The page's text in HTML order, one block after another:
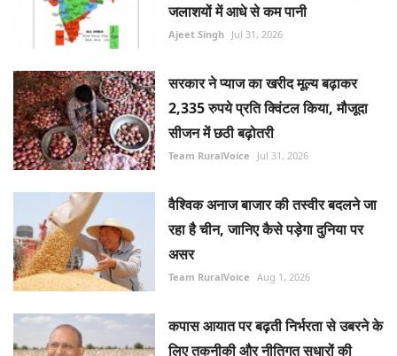
जलाशयों में आधे से कम पानी
Ajeet Singh Jul 31, 2026
सरकार ने प्याज का खरीद मूल्य बढ़ाकर
2,335 रुपये प्रति क्विंटल किया, मौजूदा
सीजन में छठी बढ़ोतरी
Team RuralVoice Jul 31, 2026
वैश्विक अनाज बाजार की तस्वीर बदलने जा
रहा है चीन, जानिए कैसे पड़ेगा दुनिया पर
असर
Team RuralVoice Aug 1, 2026
कपास आयात पर बढ़ती निर्भरता से उबरने के
लिए तकनीकी और नीतिगत सुधारों की